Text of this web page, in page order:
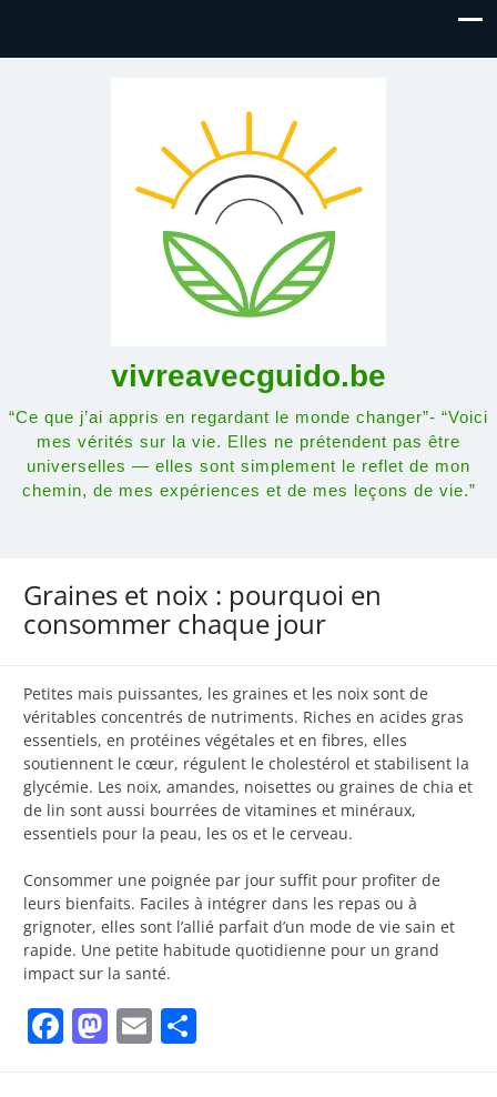
vivreavecguido.be
“Ce que j’ai appris en regardant le monde changer”- “Voici
mes vérités sur la vie. Elles ne prétendent pas être
universelles — elles sont simplement le reflet de mon
chemin, de mes expériences et de mes leçons de vie.”
Graines et noix : pourquoi en
consommer chaque jour
Petites mais puissantes, les graines et les noix sont de
véritables concentrés de nutriments. Riches en acides gras
essentiels, en protéines végétales et en fibres, elles
soutiennent le cœur, régulent le cholestérol et stabilisent la
glycémie. Les noix, amandes, noisettes ou graines de chia et
de lin sont aussi bourrées de vitamines et minéraux,
essentiels pour la peau, les os et le cerveau.
Consommer une poignée par jour suffit pour profiter de
leurs bienfaits. Faciles à intégrer dans les repas ou à
grignoter, elles sont l’allié parfait d’un mode de vie sain et
rapide. Une petite habitude quotidienne pour un grand
impact sur la santé.
Facebook
Mastodon
Email